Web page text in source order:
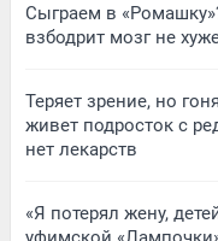
Сыграем в
взбодрит мозг не
Теряет зрение, но
живет подросток с
нет лекарств
«Я потерял жену,